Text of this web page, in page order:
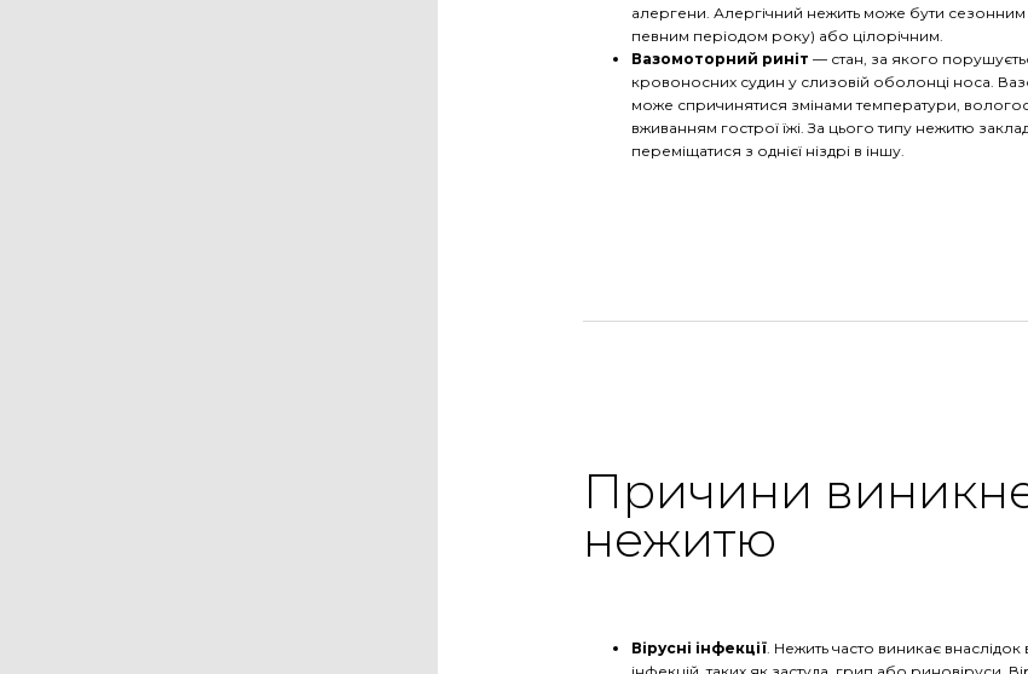
алергени. Алергічний нежить може бути сезонним
певним періодом року) або цілорічним.
Вазомоторний риніт — стан, за якого
кровоносних судин у слизовій оболонці носа.
може спричинятися змінами температури,
вживанням гострої їжі. За цього типу нежитю
переміщатися з однієї ніздрі в іншу.
Причини
нежитю
Вірусні інфекції. Нежить часто виникає внаслідок